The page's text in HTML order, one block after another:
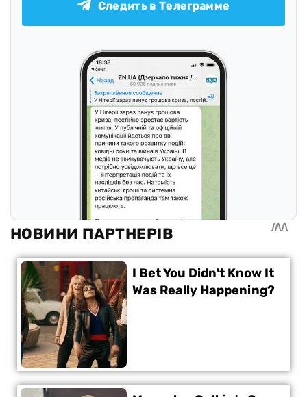
Следить в Телеграмме